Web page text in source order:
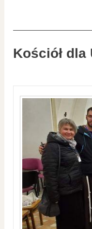
Kościół dla